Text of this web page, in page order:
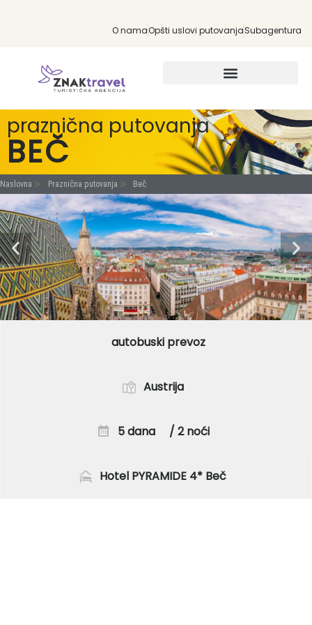
O namaOpšti uslovi putovanjaSubagentura
praznična putovanja
BEČ
Naslovna Praznična putovanja Beč
autobuski prevoz
Austrija
5 dana / 2 noći
Hotel PYRAMIDE 4* Beč